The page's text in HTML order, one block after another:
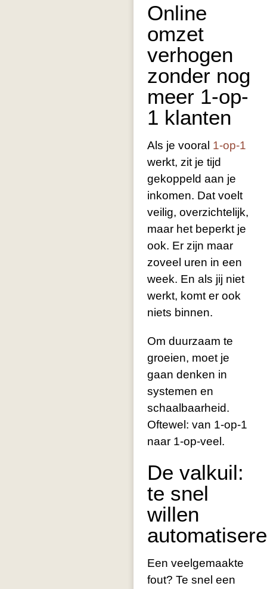
Online
omzet
verhogen
zonder nog
meer 1-op-
1 klanten
Als je vooral 1-op-1
werkt, zit je tijd
gekoppeld aan je
inkomen. Dat voelt
veilig, overzichtelijk,
maar het beperkt je
ook. Er zijn maar
zoveel uren in een
week. En als jij niet
werkt, komt er ook
niets binnen.
Om duurzaam te
groeien, moet je
gaan denken in
systemen en
schaalbaarheid.
Oftewel: van 1-op-1
naar 1-op-veel.
De valkuil:
te snel
willen
Een veelgemaakte
fout? Te snel een